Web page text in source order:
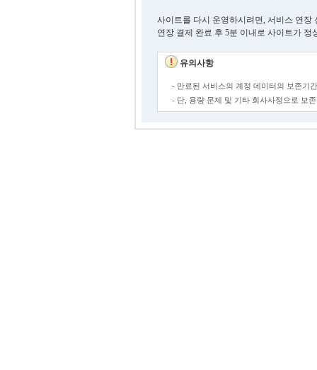
사이트를 다시 운영하시려면, 서비스 연장
연장 결제 완료 후 5분 이내로 사이트가 정
유의사항
- 만료된 서비스의 계정 데이터의 보존기
- 단, 용량 문제 및 기타 회사사정으로 보